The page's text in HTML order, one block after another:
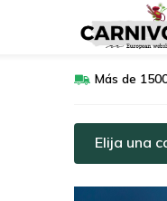
Más de
Elija una